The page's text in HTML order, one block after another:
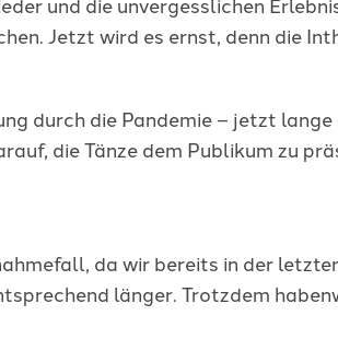
Jetzt wird es ernst, denn die
durch die Pandemie – jetzt
die Tänze dem Publikum zu
da wir bereits in der
länger. Trotzdem